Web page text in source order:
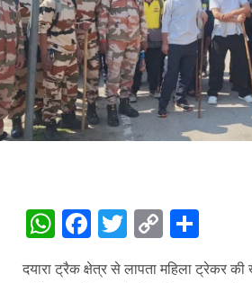
WhatsApp
Facebook
Twitter
Copy
Link
Share
दयारा ट्रैक क्षेत्र से लापता महिला ट्रेकर